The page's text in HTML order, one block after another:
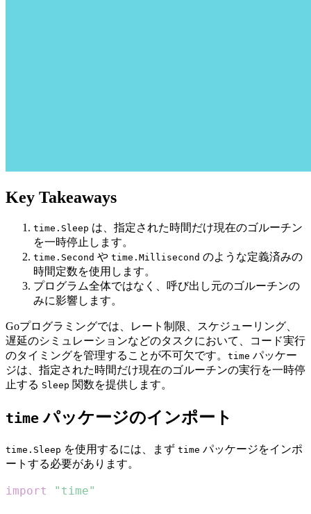
Key Takeaways
time.Sleep は、指定された時間だけ現在のゴルーチン
を一時停止します。
time.Second や time.Millisecond のような定義済みの
時間定数を使用します。
プログラム全体ではなく、呼び出し元のゴルーチンの
みに影響します。
Goプログラミングでは、レート制限、スケジューリング、
遅延のシミュレーションなどのタスクにおいて、コード実行
のタイミングを管理することが不可欠です。 time パッケー
ジは、指定された時間だけ現在のゴルーチンの実行を一時停
止する Sleep 関数を提供します。
time パッケージのインポート
time.Sleep を使用するには、まず time パッケージをインポ
ートする必要があります。
import "time"